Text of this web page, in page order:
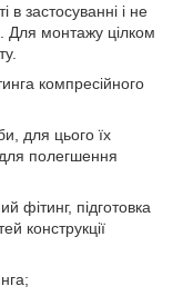
застосуванні і не
Для монтажу цілком
компресійного
для цього їх
полегшення
фітинг, підготовка
конструкції